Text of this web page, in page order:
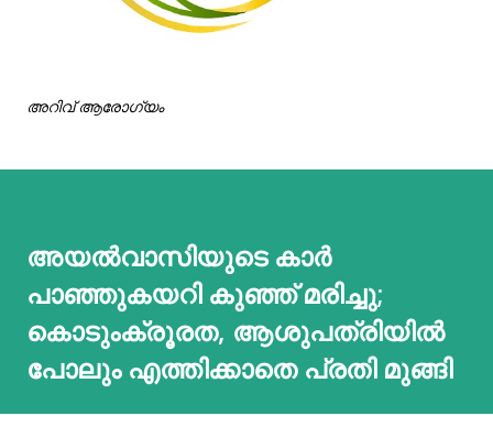
അറിവ് ആരോഗ്യം
അയല്‍വാസിയുടെ കാര്‍
പാഞ്ഞുകയറി കുഞ്ഞ് മരിച്ചു;
കൊടുംക്രൂരത, ആശുപത്രിയില്‍
പോലും എത്തിക്കാതെ പ്രതി മുങ്ങി